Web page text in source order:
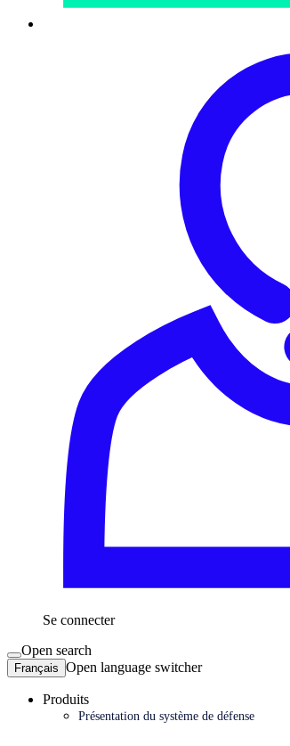
Se connecter
Open search
Français Open language switcher
Produits
Présentation du système de défense